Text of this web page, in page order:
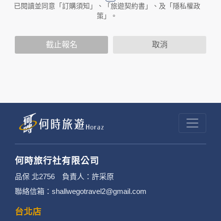
份識別資料。
以外的公司 or 網站群，與非何時旅行社有限公
提供的個人資訊，這些廣告廠商或連結網站有其
個別的隱私權保護政策，其資料處理措施不適用
3. 您個人在何時旅行社有限公司旗下網站上的聊
天室或討論區中任意公開個人資料的行為，在非
經加密的保護下，不適用於何時旅行社有限公司
已閱讀並同意「訂購須知」、「旅遊契約書」、及「隱私權政
策」。
截止報名 取消
何時旅行社有限公司
品保 北2756 負責人：許采原
聯絡信箱：shallwegotravel2@gmail.com
台北店